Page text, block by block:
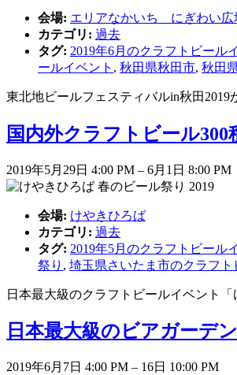
会場: エリアなかいち にぎわい広
カテゴリ: 過去
タグ: 2019年6月のクラフトビール
ールイベント , 秋田県秋田市, 秋田
東北地ビールフェスティバルin秋田2019
国内外クラフトビール
2019年5月29日 4:00 PM – 6月1日 8:00 PM
会場: けやきひろば
カテゴリ: 過去
タグ: 2019年5月のクラフトビール
祭り , 埼玉県さいたま市のクラフト
日本最大級のクラフトビールイベント
日本最大級のビアガーデ
2019年6月7日 4:00 PM – 16日 10:00 PM